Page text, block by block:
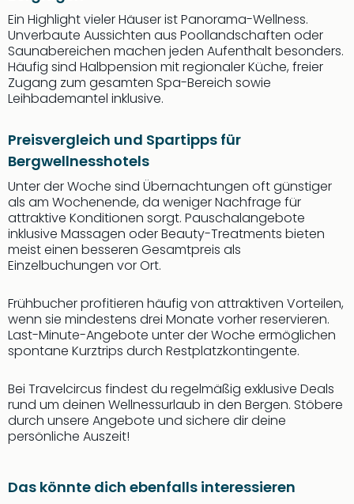
Ein Highlight vieler Häuser ist Panorama-Wellness.
Unverbaute Aussichten aus Poollandschaften oder
Saunabereichen machen jeden Aufenthalt besonders.
Häufig sind Halbpension mit regionaler Küche, freier
Zugang zum gesamten Spa-Bereich sowie
Leihbademantel inklusive.
Preisvergleich und Spartipps für
Bergwellnesshotels
Unter der Woche sind Übernachtungen oft günstiger
als am Wochenende, da weniger Nachfrage für
attraktive Konditionen sorgt. Pauschalangebote
inklusive Massagen oder Beauty-Treatments bieten
meist einen besseren Gesamtpreis als
Einzelbuchungen vor Ort.
Frühbucher profitieren häufig von attraktiven Vorteilen,
wenn sie mindestens drei Monate vorher reservieren.
Last-Minute-Angebote unter der Woche ermöglichen
spontane Kurztrips durch Restplatzkontingente.
Bei Travelcircus findest du regelmäßig exklusive Deals
rund um deinen Wellnessurlaub in den Bergen. Stöbere
durch unsere Angebote und sichere dir deine
persönliche Auszeit!
Das könnte dich ebenfalls interessieren